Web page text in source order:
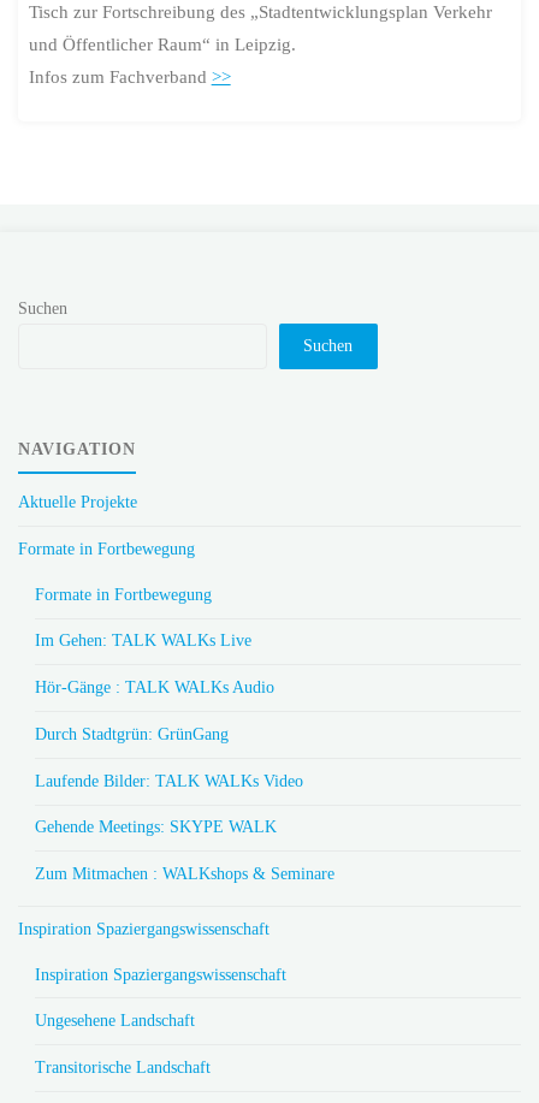
Tisch zur Fortschreibung des „Stadtentwicklungsplan Verkehr
und Öffentlicher Raum“ in Leipzig.
Infos zum Fachverband >>
Suchen
Suchen
NAVIGATION
Aktuelle Projekte
Formate in Fortbewegung
Formate in Fortbewegung
Im Gehen: TALK WALKs Live
Hör-Gänge : TALK WALKs Audio
Durch Stadtgrün: GrünGang
Laufende Bilder: TALK WALKs Video
Gehende Meetings: SKYPE WALK
Zum Mitmachen : WALKshops & Seminare
Inspiration Spaziergangswissenschaft
Inspiration Spaziergangswissenschaft
Ungesehene Landschaft
Transitorische Landschaft